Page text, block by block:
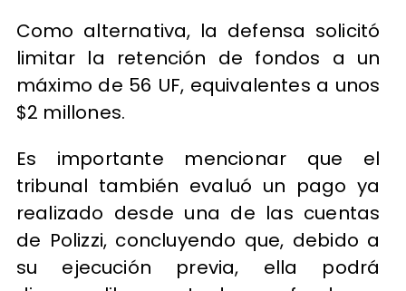
Como alternativa, la defensa solicitó
limitar la retención de fondos a un
máximo de 56 UF, equivalentes a unos
$2 millones.
Es importante mencionar que el
tribunal también evaluó un pago ya
realizado desde una de las cuentas
de Polizzi, concluyendo que, debido a
su ejecución previa, ella podrá